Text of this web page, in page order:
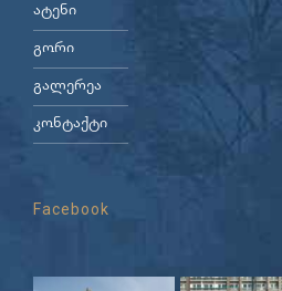
ატენი
გორი
გალერეა
კონტაქტი
Facebook